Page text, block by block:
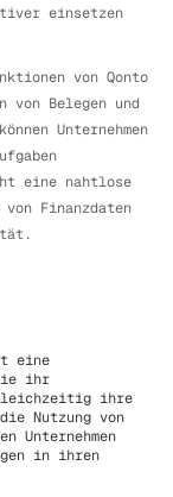
einsetzen
von Qonto
von Belegen und
Unternehmen
eine nahtlose
Finanzdaten
eine
ihr
gleichzeitig ihre
Nutzung von
Unternehmen
in ihren